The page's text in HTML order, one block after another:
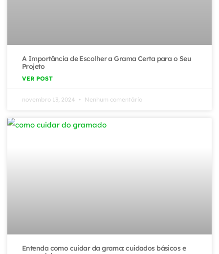
A Importância de Escolher a Grama Certa para o Seu
Projeto
VER POST
novembro 13, 2024 Nenhum comentário
Entenda como cuidar da grama: cuidados básicos e